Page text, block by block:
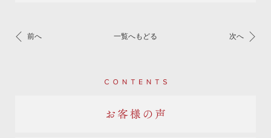
前へ 一覧へもどる 次へ
Contents
お客様の声